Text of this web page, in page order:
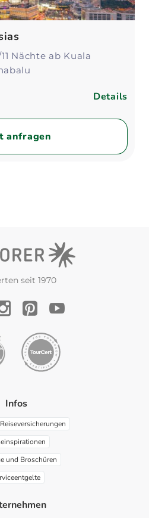
Nächte ab Kuala
Details
anfragen
seit 1970
Infos
Reiseversicherungen
und Broschüren